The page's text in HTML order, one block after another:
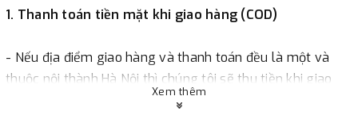
1. Thanh toán tiền mặt khi giao hàng (COD)
- Nếu địa điểm giao hàng và thanh toán đều là một và
thuộc nội thành Hà Nội thì chúng tôi sẽ thu tiền khi giao
hàng hoặc khách hàng đặt tiền trước một phần giá trị đơn
Xem thêm